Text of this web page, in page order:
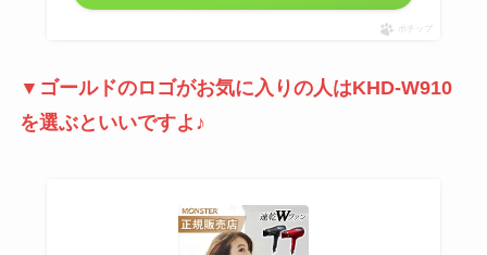
ポチップ
▼ゴールドのロゴがお気に入りの人はKHD-W910
を選ぶといいですよ♪